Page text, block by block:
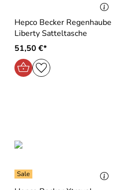
Hepco Becker Regenhaube
Liberty Satteltasche
51,50 €*